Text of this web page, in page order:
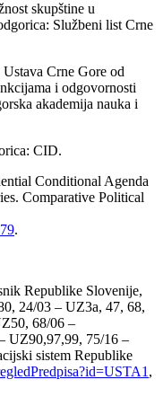
skupštine u
Službeni list Crne
Crne Gore od
i odgovornosti
akademija nauka i
CID.
Conditional Agenda
Comparative Political
.
Republike Slovenije,
24/03 – UZ3a, 47, 68,
68/06 –
UZ90,97,99, 75/16 –
sistem Republike
,